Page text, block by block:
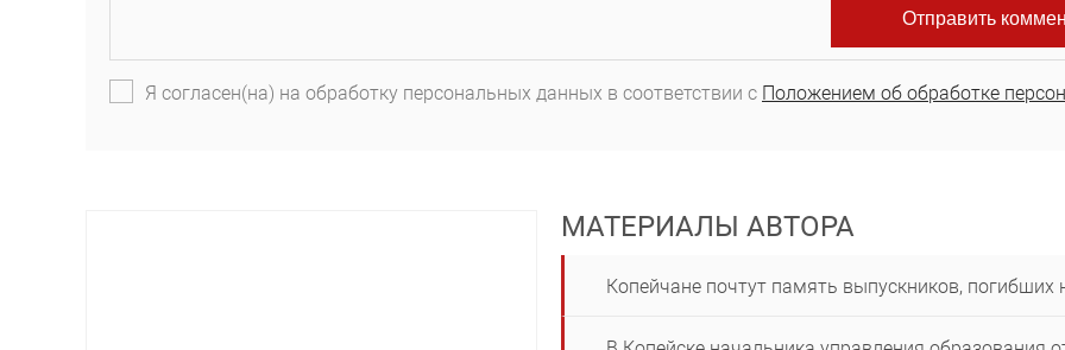
Я согласен(на) на обработку персональных данных в соответствии с Положением об обработке
МАТЕРИАЛЫ АВТОРА
Копейчане почтут память выпускников, погибших